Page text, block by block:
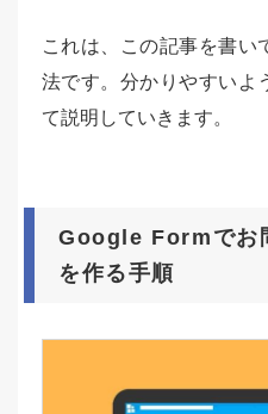
これは、この記事を書い
法です。分かりやすいよ
て説明していきます。
Google Formでお
を作る手順